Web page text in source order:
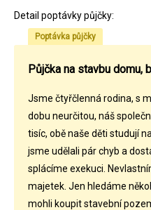
Detail poptávky půjčky:
Poptávka půjčky
Půjčka na stavbu domu,
Jsme čtyřčlenná rodina, s
dobu neurčitou, náš
tisíc, obě naše děti studují
jsme udělali pár chyb a
splácíme exekuci.
majetek. Jen hledáme
mohli koupit stavební